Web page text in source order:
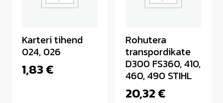
Karteri tihend
024, 026
1,83€
Rohutera
transpordikate
D300 FS360, 410,
460, 490 STIHL
20,32€